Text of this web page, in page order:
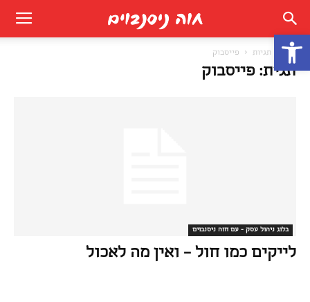
פתח סרגל נגישות
תגיות פייסבוק
תגית: פייסבוק
בלוג ניהול עסק - עם חוה ניסנבוים
לייקים כמו חול – ואין מה לאכול